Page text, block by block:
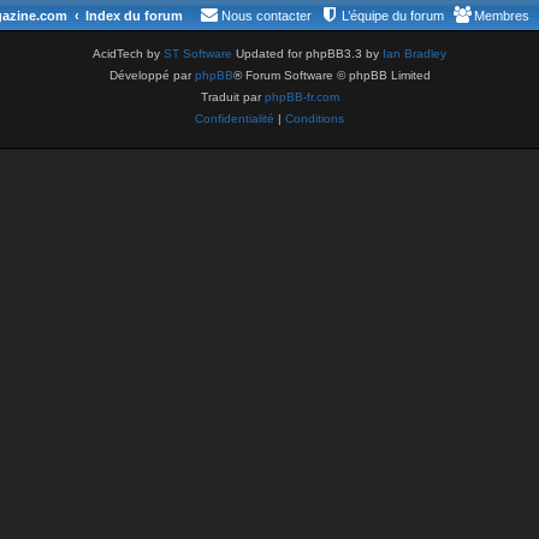
Index du forum Membres
L’équipe du forum
Nous contacter
AcidTech by ST Software Updated for phpBB3.3 by Ian Bradley
Développé parphpBB® Forum Software © phpBB Limited
Traduit parphpBB-fr.com
Confidentialité | Conditions